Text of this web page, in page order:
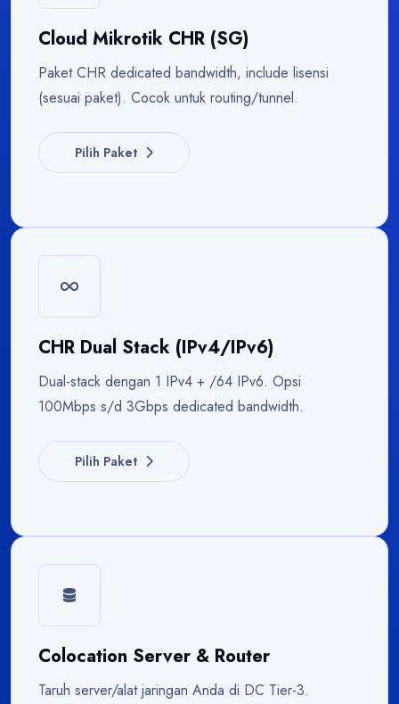
Cloud Mikrotik CHR (SG)
Paket CHR dedicated bandwidth, include lisensi
(sesuai paket). Cocok untuk routing/tunnel.
Pilih Paket
CHR Dual Stack (IPv4/IPv6)
Dual-stack dengan 1 IPv4 + /64 IPv6. Opsi
100Mbps s/d 3Gbps dedicated bandwidth.
Pilih Paket
Colocation Server & Router
Taruh server/alat jaringan Anda di DC Tier-3.